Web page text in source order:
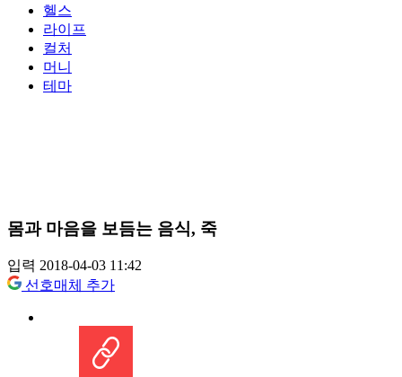
헬스
라이프
컬처
머니
테마
몸과 마음을 보듬는 음식, 죽
입력 2018-04-03 11:42
선호매체 추가